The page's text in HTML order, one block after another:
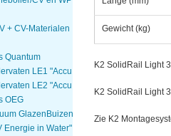
+ CV-Materialen
Quantum
LE1 "Accu Woning Watmte"
LE2 "Accu Woning Watmte"
OEG
GlazenBuizen
Energie in Water"
Gewicht (kg)
K2 SolidRail Light
K2 SolidRail Light
Zie K2